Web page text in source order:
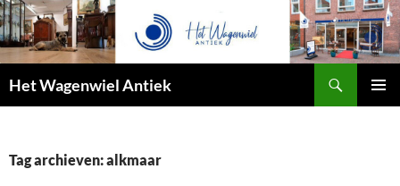
Het Wagenwiel Antiek
Tag archieven: alkmaar